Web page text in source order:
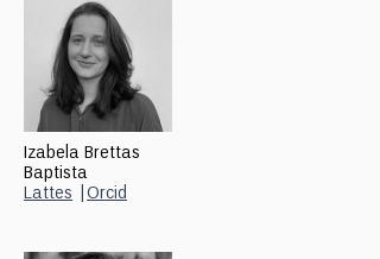
Izabela Brettas
Baptista
Lattes
Orcid